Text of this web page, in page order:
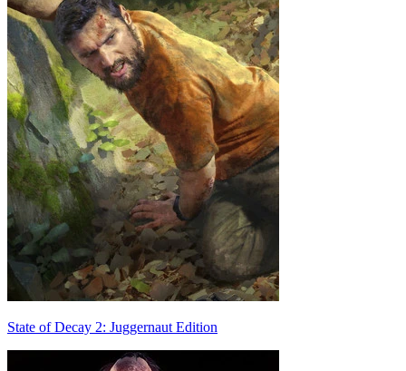
State of Decay 2: Juggernaut Edition